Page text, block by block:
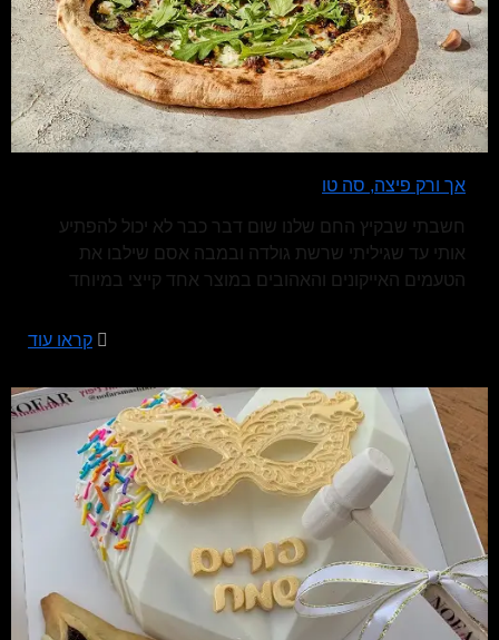
אך ורק פיצה, סה טו
חשבתי שבקיץ החם שלנו שום דבר כבר לא יכול להפתיע
אותי עד שגיליתי שרשת גולדה ובמבה אסם שילבו את
הטעמים האייקונים והאהובים במוצר אחד קייצי במיוחד
קראו עוד